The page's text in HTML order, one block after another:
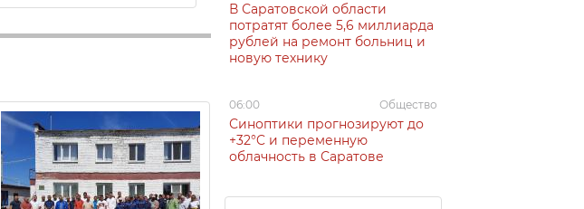
В Саратовской области
потратят более 5,6 миллиарда
рублей на ремонт больниц и
новую технику
06:00 Общество
Синоптики прогнозируют до
+32°C и переменную
облачность в Саратове